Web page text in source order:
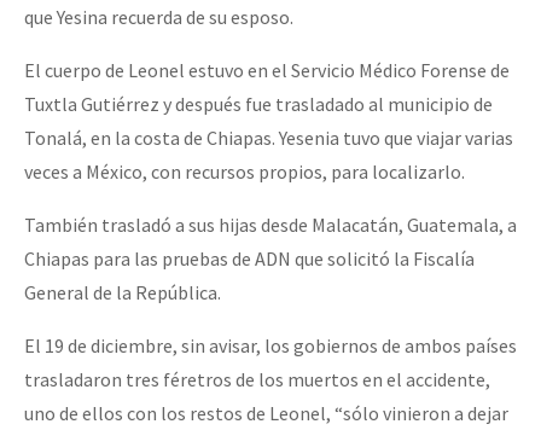
la naturaleza bajo asedio)
Libros para descargar
Medios Libres
COVID-19
Contacto
que Yesina recuerda de su esposo.
El cuerpo de Leonel estuvo en el Servicio Médico Forense de
Tuxtla Gutiérrez y después fue trasladado al municipio de
Tonalá, en la costa de Chiapas. Yesenia tuvo que viajar varias
veces a México, con recursos propios, para localizarlo.
También trasladó a sus hijas desde Malacatán, Guatemala, a
Chiapas para las pruebas de ADN que solicitó la Fiscalía
General de la República.
El 19 de diciembre, sin avisar, los gobiernos de ambos países
trasladaron tres féretros de los muertos en el accidente,
uno de ellos con los restos de Leonel, “sólo vinieron a dejar